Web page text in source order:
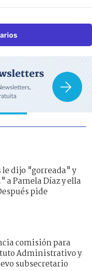
le dijo "gorreada" y
a Pamela Díaz y ella
pide
comisión para
Administrativo y
subsecretario